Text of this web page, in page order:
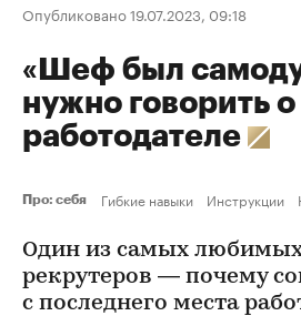
Опубликовано 19.07.2023, 09:18
«Шеф был
нужно говорить
работодателе
Про: себя Гибкие навыки Инструкции
Один из самых
рекрутеров — почему
с последнего места